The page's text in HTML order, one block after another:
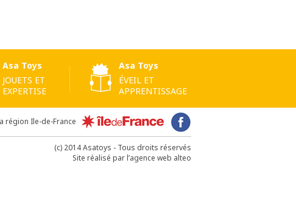
Asa Toys
JOUETS ET
EXPERTISE
Asa Toys
ÉVEIL ET
APPRENTISSAGE
région Ile-de-France
(c) 2014 Asatoys - Tous droits réservés
Site réalisé par l’agence web alteo